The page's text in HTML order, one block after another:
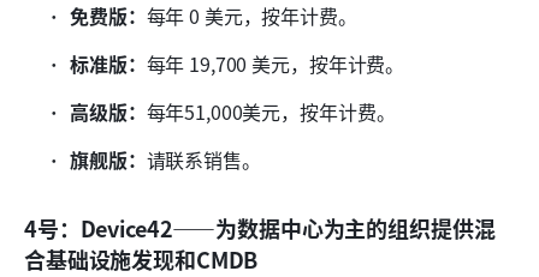
免费版： 每年 0 美元，按年计费。
标准版： 每年 19,700 美元，按年计费。
高级版： 每年51,000美元，按年计费。
旗舰版： 请联系销售。
4号：Device42——为数据中心为主的组织提供混
合基础设施发现和CMDB